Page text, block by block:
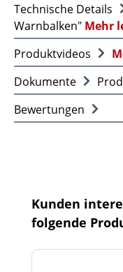
Technische Details
Warnbalken" Mehr
Produktvideos
Dokumente
Bewertungen
Produktgalerie
Kunden
folgende